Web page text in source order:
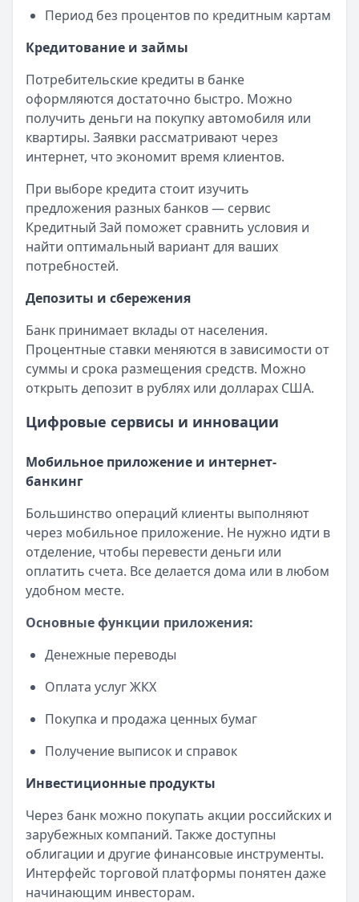
Все вклады
Дебетовые карты — лучшие предложения
Альфа-Банк— Апельсиновая карта
Рейтинг:4.9
Т-Банк— S7 — T‑Bank
Обслуживание:Бесплатно
Рейтинг:4.6
Банк ПСБ— Orange Premium Club
Обслуживание:Бесплатно
Рейтинг:4.7
Банк ПСБ— Твой кешбэк
Обслуживание:Бесплатно
Рейтинг:4.7
Альфа-Банк
Кэшбэк:до 60%
Рейтинг: 4.9
Т-Банк— S7 — T‑Bank Premium
Обслуживание:Бесплатно
Рейтинг:4.6
Т-Банк
— Джуниор
Обслуживание:
Бесплатно
Рейтинг:
Банк ПСБ— Пенсионная
Обслуживание:
Рейтинг:4.7
Все дебетовые карты
Период без процентов по кредитным картам
Кредитование и займы
Потребительские кредиты в банке
оформляются достаточно быстро. Можно
получить деньги на покупку автомобиля или
квартиры. Заявки рассматривают через
интернет, что экономит время клиентов.
При выборе кредита стоит изучить
предложения разных банков — сервис
Кредитный Зай поможет сравнить условия и
найти оптимальный вариант для ваших
потребностей.
Депозиты и сбережения
Банк принимает вклады от населения.
Процентные ставки меняются в зависимости от
суммы и срока размещения средств. Можно
открыть депозит в рублях или долларах США.
Цифровые сервисы и инновации
Мобильное приложение и интернет-
банкинг
Большинство операций клиенты выполняют
через мобильное приложение. Не нужно идти в
отделение, чтобы перевести деньги или
оплатить счета. Все делается дома или в любом
удобном месте.
Основные функции приложения:
Денежные переводы
Оплата услуг ЖКХ
Покупка и продажа ценных бумаг
Получение выписок и справок
Инвестиционные продукты
Через банк можно покупать акции российских и
зарубежных компаний. Также доступны
облигации и другие финансовые инструменты.
Интерфейс торговой платформы понятен даже
начинающим инвесторам.